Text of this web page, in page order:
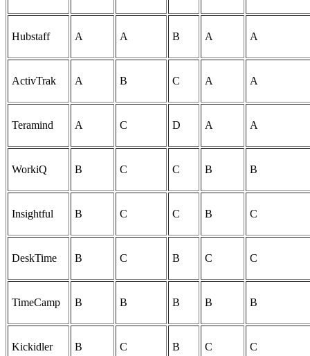
Hubstaff A A B A A
ActivTrak A B C A A
Teramind A C D A A
WorkiQ B C C B B
Insightful B C C B C
DeskTime B C B C C
TimeCamp B B B B B
Kickidler B C B C C